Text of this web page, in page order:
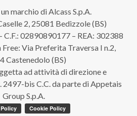
marchio di Alcass S.p.A.
2, 25081 Bedizzole (BS)
C.F.: 02890890177 – REA: 302388
Via Preferita Traversa I n.2,
Castenedolo (BS)
ad attività di direzione e
bis C.C. da parte di Appetais
Group S.p.A.